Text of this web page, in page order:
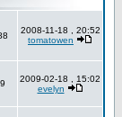
2008-11-18 , 20:52
tomatowen
2009-02-18 , 15:02
evelyn